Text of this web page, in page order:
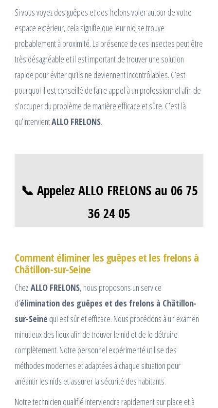
Si vous voyez des guêpes et des frelons voler autour de votre
espace extérieur, cela signifie que leur nid se trouve
probablement à proximité. La présence de ces insectes peut être
très désagréable et il est important de trouver une solution
rapide pour éviter qu’ils ne deviennent incontrôlables. C’est
pourquoi il est conseillé de faire appel à un professionnel afin de
s’occuper du problème de manière efficace et sûre. C’est là
qu’intervientALLO FRELONS.
📞 Appelez ALLO FRELONS au 06 75
36 24 05
Comment éliminer les guêpes et les frelons à
Châtillon-sur-Seine
Chez ALLO FRELONS, nous proposons un service
d’élimination des guêpes et des frelons à Châtillon-
sur-Seine qui est sûr et efficace. Nous procédons à un examen
minutieux des lieux afin de trouver le nid et de le détruire
complètement. Notre personnel expérimenté utilise des
méthodes modernes et adaptées à chaque situation pour
anéantir les nids et assurer la sécurité des habitants.
Notre technicien qualifié interviendra rapidement sur place et à